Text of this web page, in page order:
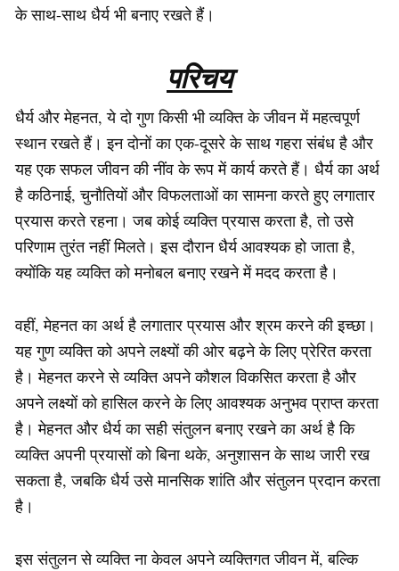
के साथ-साथ धैर्य भी बनाए रखते हैं।
परिचय
धैर्य और मेहनत, ये दो गुण किसी भी व्यक्ति के जीवन में महत्वपूर्ण
स्थान रखते हैं। इन दोनों का एक-दूसरे के साथ गहरा संबंध है और
यह एक सफल जीवन की नींव के रूप में कार्य करते हैं। धैर्य का अर्थ
है कठिनाई, चुनौतियों और विफलताओं का सामना करते हुए लगातार
प्रयास करते रहना। जब कोई व्यक्ति प्रयास करता है, तो उसे
परिणाम तुरंत नहीं मिलते। इस दौरान धैर्य आवश्यक हो जाता है,
क्योंकि यह व्यक्ति को मनोबल बनाए रखने में मदद करता है।
वहीं, मेहनत का अर्थ है लगातार प्रयास और श्रम करने की इच्छा।
यह गुण व्यक्ति को अपने लक्ष्यों की ओर बढ़ने के लिए प्रेरित करता
है। मेहनत करने से व्यक्ति अपने कौशल विकसित करता है और
अपने लक्ष्यों को हासिल करने के लिए आवश्यक अनुभव प्राप्त करता
है। मेहनत और धैर्य का सही संतुलन बनाए रखने का अर्थ है कि
व्यक्ति अपनी प्रयासों को बिना थके, अनुशासन के साथ जारी रख
सकता है, जबकि धैर्य उसे मानसिक शांति और संतुलन प्रदान करता
है।
इस संतुलन से व्यक्ति ना केवल अपने व्यक्तिगत जीवन में, बल्कि